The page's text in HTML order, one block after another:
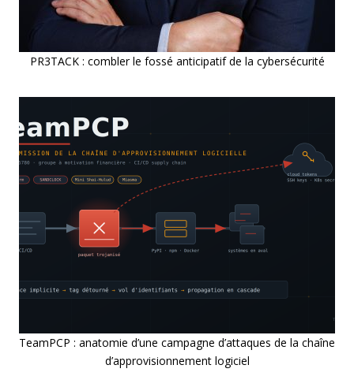
PR3TACK : combler le fossé anticipatif de la cybersécurité
TeamPCP : anatomie d’une campagne d’attaques de la chaîne
d’approvisionnement logiciel